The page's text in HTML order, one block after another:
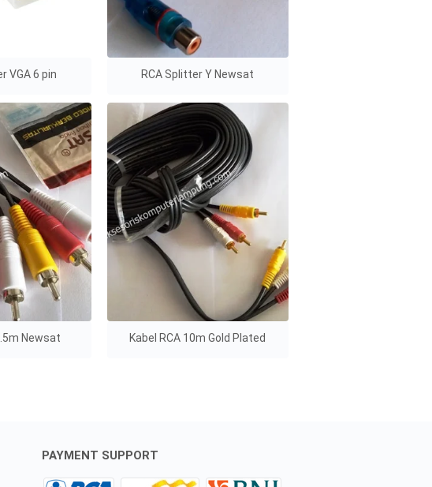
VGA 6 pin RCA Splitter Y Newsat
Newsat Kabel RCA 10m Gold Plated
PAYMENT SUPPORT